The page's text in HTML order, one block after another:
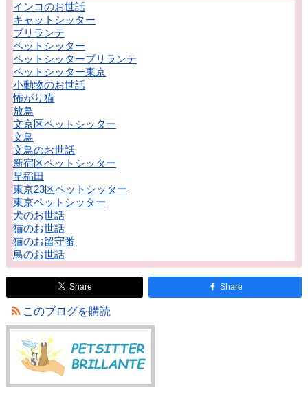
インコのお世話
キャットシッター
ブリランテ
ペットシッター
ペットシッターブリランテ
ペットシッター東京
小動物のお世話
怖がり猫
放鳥
文京区ペットシッター
文鳥
文鳥のお世話
新宿区ペットシッター
早稲田
東京23区ペットシッター
東京ペットシッター
犬のお世話
猫のお世話
猫のお留守番
鳥のお世話
Share Share
このブログを購読